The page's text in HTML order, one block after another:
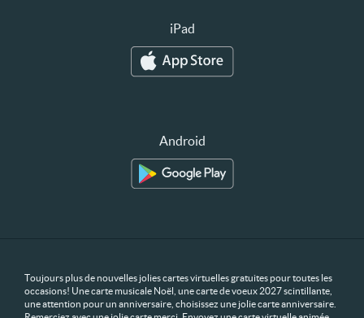
iPad
Android
Toujours plus de nouvelles jolies cartes virtuelles gratuites pour toutes les
occasions! Une carte musicale Noël, une carte de voeux 2027 scintillante,
une attention pour un anniversaire, choisissez une jolie carte anniversaire.